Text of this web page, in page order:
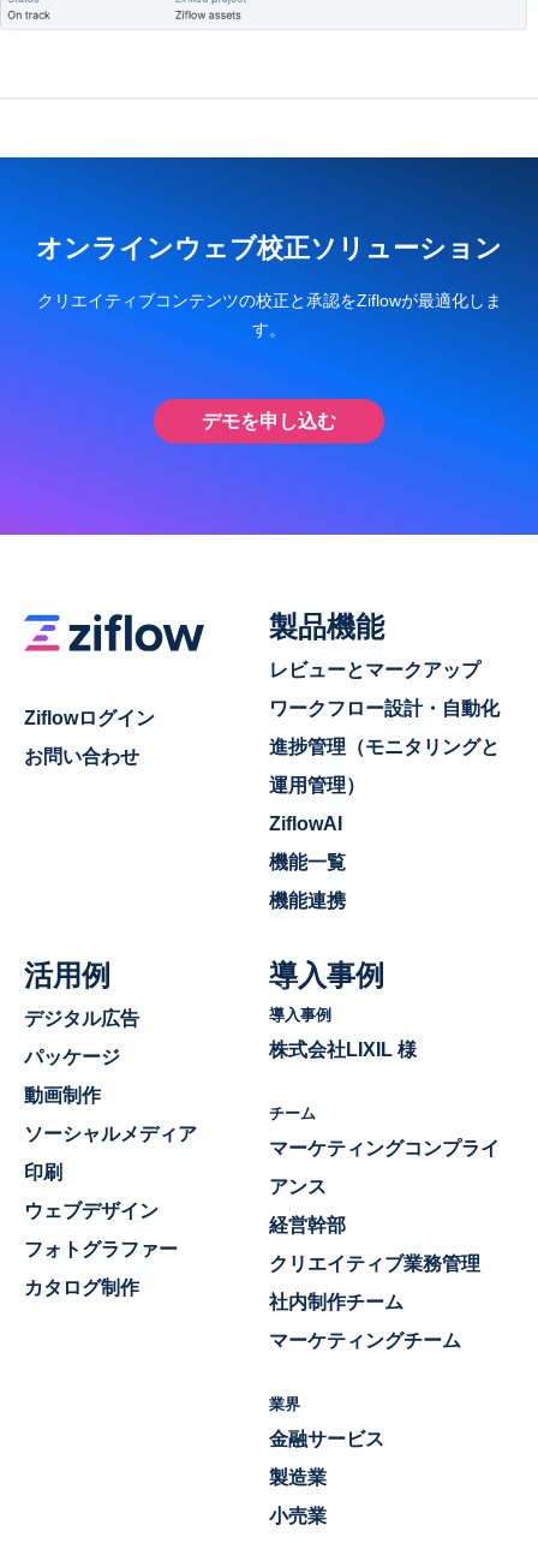
オンラインウェブ校正ソリューション
クリエイティブコンテンツの校正と承認をZiflowが最適化しま
す。
デモを申し込む
Ziflowログイン
お問い合わせ
製品機能
レビューとマークアップ
ワークフロー設計・自動化
進捗管理（モニタリングと
運用管理）
ZiflowAI
機能一覧
機能連携
活用例
デジタル広告
パッケージ
動画制作
ソーシャルメディア
印刷
ウェブデザイン
フォトグラファー
カタログ制作
導入事例
導入事例
株式会社LIXIL 様
チーム
マーケティングコンプライ
アンス
経営幹部
クリエイティブ業務管理
社内制作チーム
マーケティングチーム
業界
金融サービス
製造業
小売業